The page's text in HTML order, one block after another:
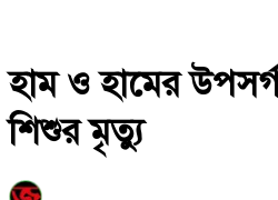
হাম ও হামের
শিশুর মৃত্যু